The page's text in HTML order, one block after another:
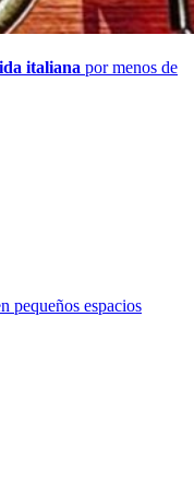
italiana por menos de
pequeños espacios